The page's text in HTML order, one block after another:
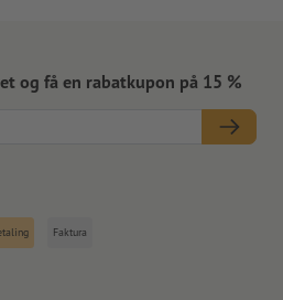
og få en rabatkupon på 15 %
Faktura